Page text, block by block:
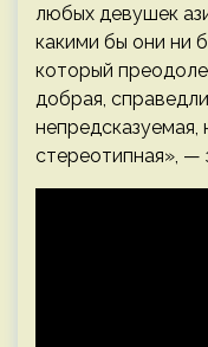
любых девушек
какими бы они ни
который
добрая,
непредсказуемая,
стереотипная», —